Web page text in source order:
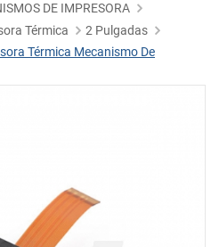
DE IMPRESORA
Térmica
2 Pulgadas
Térmica Mecanismo De